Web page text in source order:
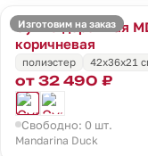
Изготовим на заказ
Сумка дорожная
коричневая
полиэстер 42x36x21
от 32 490 ₽
Свободно: 0 шт.
Mandarina Duck